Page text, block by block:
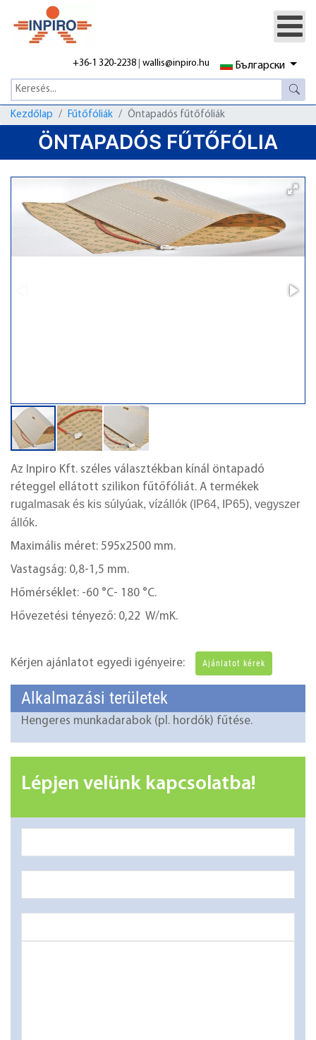
+36-1 320-2238 |wallis@inpiro.hu Български
Kezdőlap Fűtőfóliák Öntapadós fűtőfóliák
ÖNTAPADÓS FŰTŐFÓLIA
Az Inpiro Kft. széles választékban kínál öntapadó
réteggel ellátott szilikon fűtőfóliát. A termékek
rugalmasak és kis súlyúak, vízállók (IP64, IP65), vegyszer
állók.
Maximális méret: 595x2500 mm.
Vastagság: 0,8-1,5 mm.
Hőmérséklet: -60 °C- 180 °C.
Hővezetési tényező: 0,22 W/mK.
Kérjen ajánlatot egyedi igényeire: Ajánlatot kérek
Alkalmazási területek
Hengeres munkadarabok (pl. hordók) fűtése.
Lépjen velünk kapcsolatba!